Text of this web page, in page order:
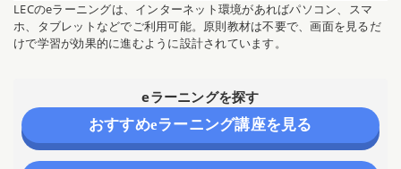
LECのeラーニングは、インターネット環境があればパソコン、スマ
ホ、タブレットなどでご利用可能。原則教材は不要で、画面を見るだ
けで学習が効果的に進むように設計されています。
eラーニングを探す
おすすめeラーニング講座を見る